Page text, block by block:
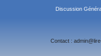
Discussion
Contact :